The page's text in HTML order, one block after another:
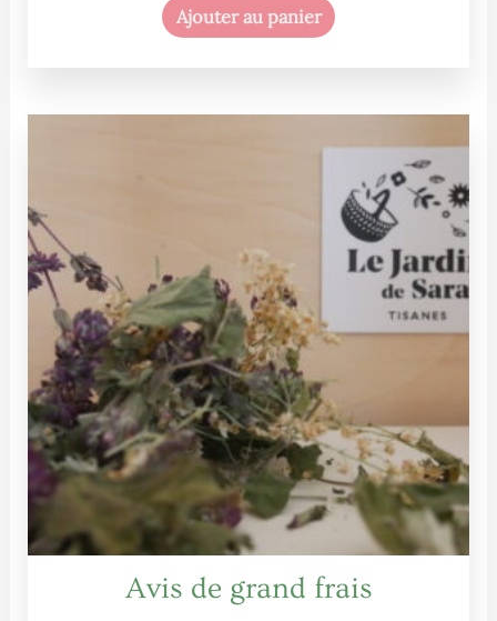
Ajouter au panier
Avis de grand frais